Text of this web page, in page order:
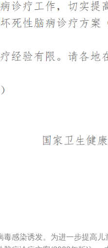
感染诱发。为进一步提高